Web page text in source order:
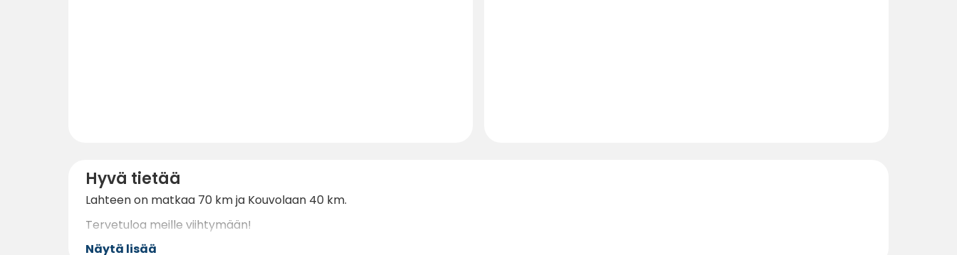
Hyvä tietää
Lahteen on matkaa 70 km ja Kouvolaan 40 km.
Tervetuloa meille viihtymään!
Näytä lisää